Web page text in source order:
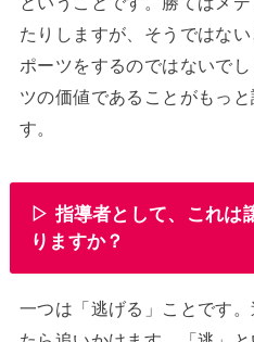
たりしますが、そうではな
ポーツをするのではないで
ツの価値であることがもっ
す。
▷ 指導者として、これは
りますか？
一つは「逃げる」ことです